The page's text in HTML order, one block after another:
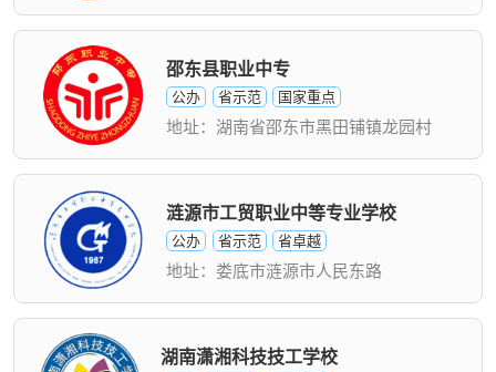
邵东县职业中专
公办 省示范 国家重点
地址：湖南省邵东市黑田铺镇龙园村
涟源市工贸职业中等专业学校
公办 省示范 省卓越
地址：娄底市涟源市人民东路
湖南潇湘科技技工学校